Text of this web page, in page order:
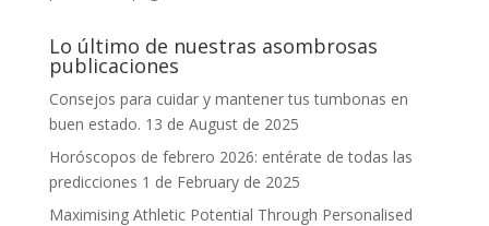
Lo último de nuestras asombrosas
publicaciones
Consejos para cuidar y mantener tus tumbonas en
buen estado. 13 de August de 2025
Horóscopos de febrero 2026: entérate de todas las
predicciones 1 de February de 2025
Maximising Athletic Potential Through Personalised